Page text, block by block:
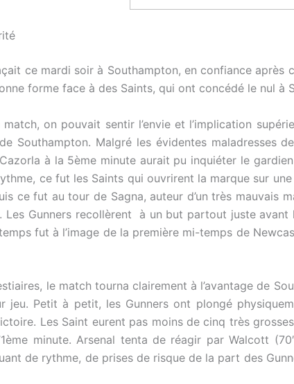
ce mardi soir à Southampton, en confiance après
forme face à des Saints, qui ont concédé le nul à
match, on pouvait sentir l’envie et l’implication
Southampton. Malgré les évidentes maladresses
à la 5ème minute aurait pu inquiéter le
ce fut les Saints qui ouvrirent la marque sur
ce fut au tour de Sagna, auteur d’un très mauvais
Les Gunners recollèrent à un but partout juste
fut à l’image de la première mi-temps de
le match tourna clairement à l’avantage de
jeu. Petit à petit, les Gunners ont plongé
Les Saint eurent pas moins de cinq très
minute. Arsenal tenta de réagir par Walcott
de rythme, de prises de risque de la part des